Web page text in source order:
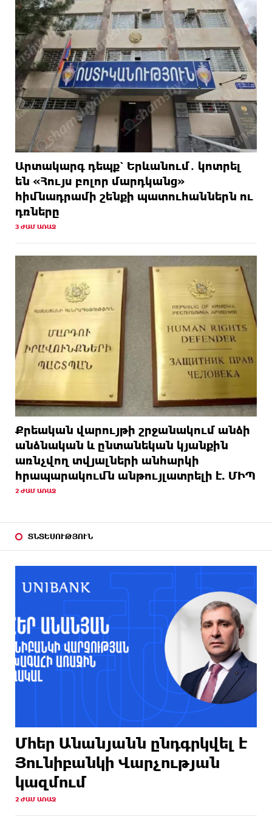
ԱՌԱՋ
Թրամփի 400 միլիոն դոլար արժողությամբ
Սպիտակ տան պարահանդեսային դահլիճի
նախագիծը
22 ԺԱՄ
ԱՌԱՋ
Կաթողիկոսի նկատմամբ իրականացվող
բռնադատավարությունը միահեծան իշխանության
հետևանք է. Հանրային Դաշինք
Արտակարգ դեպք՝ Երևանում․ կոտրել
են «Հույս բոլոր մարդկանց»
հիմնադրամի շենքի պատուհաններն ու
դռները
3 ԺԱՄ ԱՌԱՋ
Քրեական վարույթի շրջանակում անձի
անձնական և ընտանեկան կյանքին
առնչվող տվյալների անհարկի
հրապարակումն անթույլատրելի է. ՄԻՊ
2 ԺԱՄ ԱՌԱՋ
ՏՆՏԵՍՈՒԹՅՈՒՆ
Մհեր Անանյանն ընդգրկվել է
Յունիբանկի Վարչության
կազմում
2 ԺԱՄ ԱՌԱՋ